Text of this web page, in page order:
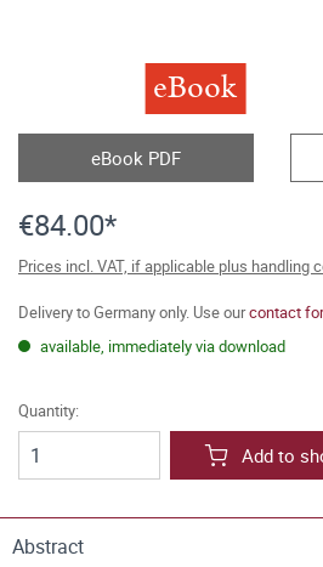
eBook
eBook PDF
€84.00*
Prices incl. VAT, if applicable plus handling
Delivery to Germany only. Use ourcontact
available, immediately via download
Quantity:
Add to
Abstract